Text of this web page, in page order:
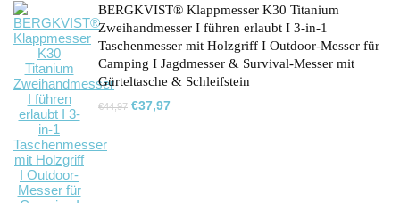
BERGKVIST® Klappmesser K30 Titanium
Zweihandmesser I führen erlaubt I 3-in-1
Taschenmesser mit Holzgriff I Outdoor-Messer für
Camping I Jagdmesser & Survival-Messer mit
Gürteltasche & Schleifstein
€44,97 Ursprünglicher
€37,97Aktueller